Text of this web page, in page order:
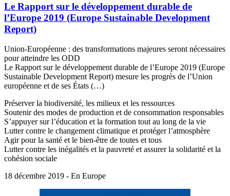
Le Rapport sur le développement durable de
l’Europe 2019 (Europe Sustainable Development
Report)
Union-Européenne : des transformations majeures seront nécessaires
pour atteindre les ODD
Le Rapport sur le développement durable de l’Europe 2019 (Europe
Sustainable Development Report) mesure les progrès de l’Union
européenne et de ses États (…)
Préserver la biodiversité, les milieux et les ressources
Soutenir des modes de production et de consommation responsables
S’appuyer sur l’éducation et la formation tout au long de la vie
Lutter contre le changement climatique et protéger l’atmosphère
Agir pour la santé et le bien-être de toutes et tous
Lutter contre les inégalités et la pauvreté et assurer la solidarité et la
cohésion sociale
18 décembre 2019 - En Europe